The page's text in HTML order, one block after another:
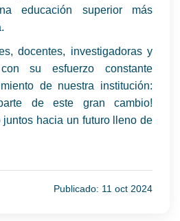
educación superior más
docentes, investigadoras y
su esfuerzo constante
de nuestra institución:
de este gran cambio!
hacia un futuro lleno de
Publicado: 11 oct 2024